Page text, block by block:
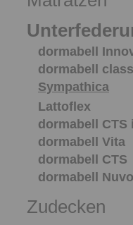
dormabell
dormabell
Sympathica
Lattoflex
dormabell CTS i
dormabell Vita
dormabell CTS
dormabell
Zudecken